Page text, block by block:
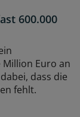
600.000
Euro an
dass die
fehlt.